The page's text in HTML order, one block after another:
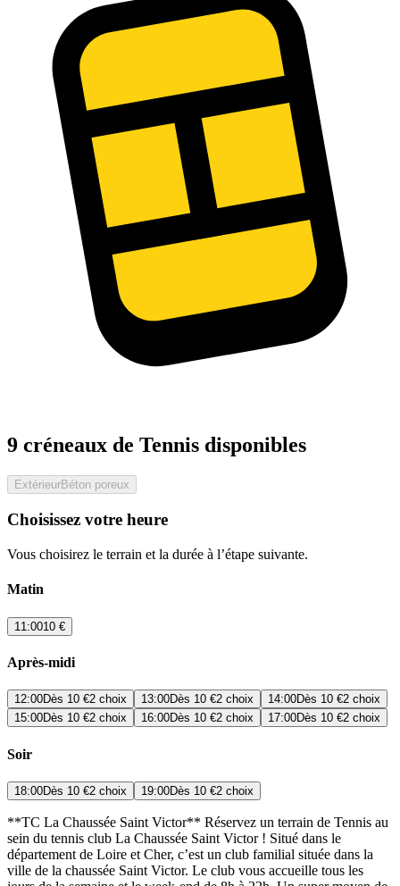
9 créneaux de Tennis disponibles
ExtérieurBéton poreux
Choisissez votre heure
Vous choisirez le terrain et la durée à l’étape suivante.
Matin
11:0010 €
Après-midi
12:00Dès 10 €2 choix 13:00Dès 10 €2 choix 14:00Dès 10 €2 choix
15:00Dès 10 €2 choix 16:00Dès 10 €2 choix 17:00Dès 10 €2 choix
Soir
18:00Dès 10 €2 choix 19:00Dès 10 €2 choix
**TC La Chaussée Saint Victor** Réservez un terrain de Tennis au
sein du tennis club La Chaussée Saint Victor ! Situé dans le
département de Loire et Cher, c’est un club familial située dans la
ville de la chaussée Saint Victor. Le club vous accueille tous les